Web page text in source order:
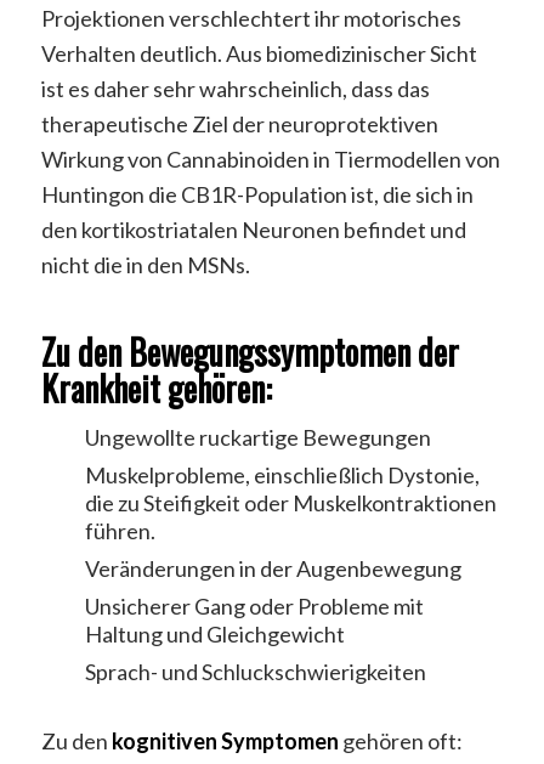
Projektionen verschlechtert ihr motorisches
Verhalten deutlich. Aus biomedizinischer Sicht
ist es daher sehr wahrscheinlich, dass das
therapeutische Ziel der neuroprotektiven
Wirkung von Cannabinoiden in Tiermodellen von
Huntingon die CB1R-Population ist, die sich in
den kortikostriatalen Neuronen befindet und
nicht die in den MSNs.
Zu denBewegungssymptomender
Krankheit gehören:
Ungewollte ruckartige Bewegungen
Muskelprobleme, einschließlich Dystonie,
die zu Steifigkeit oder Muskelkontraktionen
führen.
Veränderungen in der Augenbewegung
Unsicherer Gang oder Probleme mit
Haltung und Gleichgewicht
Sprach- und Schluckschwierigkeiten
Zu den kognitiven Symptomen gehören oft: